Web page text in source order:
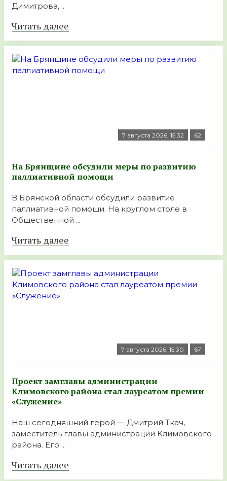
Димитрова, ...
Читать далее
7 августа 2026, 15:32 62
На Брянщине обсудили меры по развитию
паллиативной помощи
В Брянской области обсудили развитие
паллиативной помощи. На круглом столе в
Общественной ...
Читать далее
7 августа 2026, 15:30 67
Проект замглавы администрации
Климовского района стал лауреатом премии
«Служение»
Наш сегодняшний герой — Дмитрий Ткач,
заместитель главы администрации Климовского
района. Его ...
Читать далее